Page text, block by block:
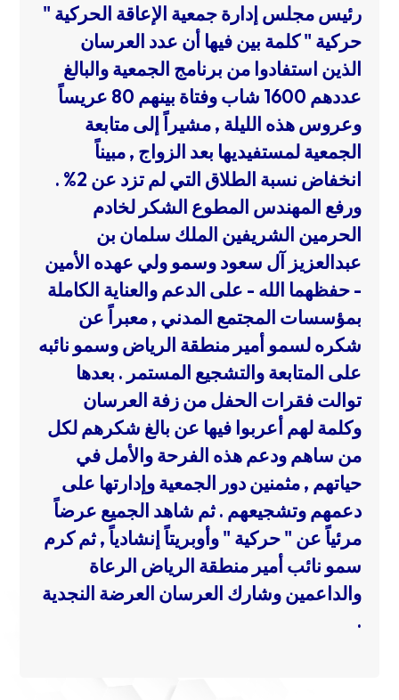
رئيس مجلس إدارة جمعية الإعاقة الحركية "
حركية " كلمة بين فيها أن عدد العرسان
الذين استفادوا من برنامج الجمعية والبالغ
عددهم 1600 شاب وفتاة بينهم 80 عريساً
وعروس هذه الليلة , مشيراً إلى متابعة
الجمعية لمستفيديها بعد الزواج , مبيناً
انخفاض نسبة الطلاق التي لم تزد عن 2% .
ورفع المهندس المطوع الشكر لخادم
الحرمين الشريفين الملك سلمان بن
عبدالعزيز آل سعود وسمو ولي عهده الأمين
- حفظهما الله - على الدعم والعناية الكاملة
بمؤسسات المجتمع المدني , معبراً عن
شكره لسمو أمير منطقة الرياض وسمو نائبه
على المتابعة والتشجيع المستمر . بعدها
توالت فقرات الحفل من زفة العرسان
وكلمة لهم أعربوا فيها عن بالغ شكرهم لكل
من ساهم ودعم هذه الفرحة والأمل في
حياتهم , مثمنين دور الجمعية وإدارتها على
دعمهم وتشجيعهم .ثم شاهد الجميع عرضاً
مرئياً عن " حركية " وأوبريتاً إنشادياً , ثم كرم
سمو نائب أمير منطقة الرياض الرعاة
والداعمين وشارك العرسان العرضة النجدية
.